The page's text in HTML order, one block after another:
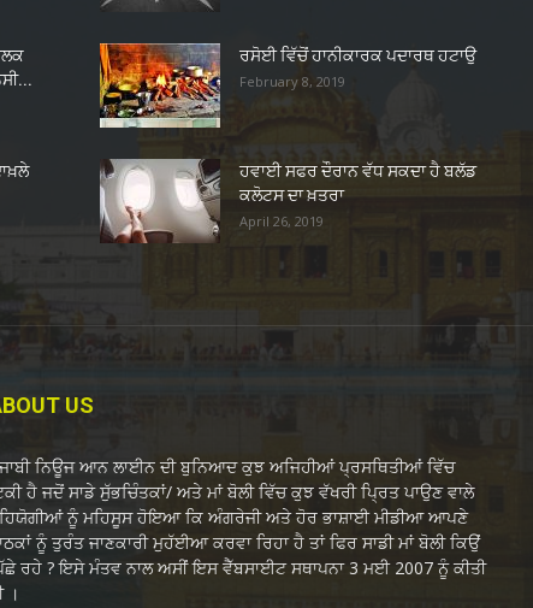
ਰਸੋਈ ਵਿੱਚੋਂ ਹਾਨੀਕਾਰਕ ਪਦਾਰਥ ਹਟਾਉ
February 8, 2019
ਹਵਾਈ ਸਫਰ ਦੌਰਾਨ ਵੱਧ ਸਕਦਾ ਹੈ ਬਲੱਡ
ਕਲੋਟਸ ਦਾ ਖ਼ਤਰਾ
April 26, 2019
US
ਨਿਊਜ ਆਨ ਲਾਈਨ ਦੀ ਬੁਨਿਆਦ ਕੁਝ ਅਜਿਹੀਆਂ ਪ੍ਰਸਥਿਤੀਆਂ ਵਿੱਚ
ਹੈ ਜਦੋਂ ਸਾਡੇ ਸੁੱਭਚਿੰਤਕਾਂ/ ਅਤੇ ਮਾਂ ਬੋਲੀ ਵਿੱਚ ਕੁਝ ਵੱਖਰੀ ਪ੍ਰਿਤ ਪਾਉਣ ਵਾਲੇ
ਨੂੰ ਮਹਿਸੂਸ ਹੋਇਆ ਕਿ ਅੰਗਰੇਜੀ ਅਤੇ ਹੋਰ ਭਾਸ਼ਾਈ ਮੀਡੀਆ ਆਪਣੇ
ਨੂੰ ਤੁਰੰਤ ਜਾਣਕਾਰੀ ਮੁਹੱਈਆ ਕਰਵਾ ਰਿਹਾ ਹੈ ਤਾਂ ਫਿਰ ਸਾਡੀ ਮਾਂ ਬੋਲੀ ਕਿਉਂ
ਰਹੇ ? ਇਸੇ ਮੰਤਵ ਨਾਲ ਅਸੀਂ ਇਸ ਵੈੱਬਸਾਈਟ ਸਥਾਪਨਾ 3 ਮਈ 2007 ਨੂੰ ਕੀਤੀ
।